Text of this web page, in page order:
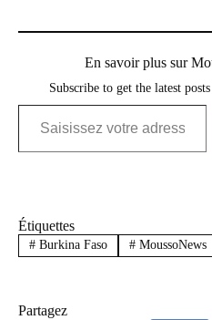
En savoir plus sur
Subscribe to get the latest
Saisissez votre adresse e-mail…
Étiquettes
#Burkina Faso #MoussoNews
Partagez